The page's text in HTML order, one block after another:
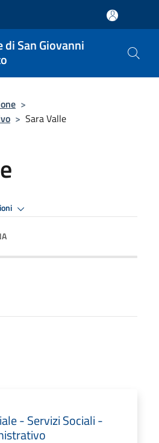
di San Giovanni
>
> Sara Valle
- Servizi Sociali -